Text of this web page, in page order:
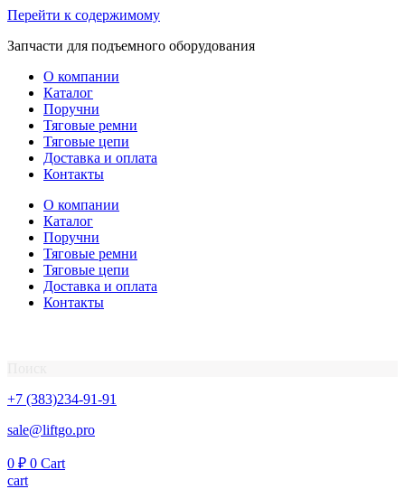
Перейти к содержимому
Запчасти для подъемного оборудования
О компании
Каталог
Поручни
Тяговые ремни
Тяговые цепи
Доставка и оплата
Контакты
О компании
Каталог
Поручни
Тяговые ремни
Тяговые цепи
Доставка и оплата
Контакты
+7 (383)234-91-91
sale@liftgo.pro
0 ₽ 0 Cart
cart